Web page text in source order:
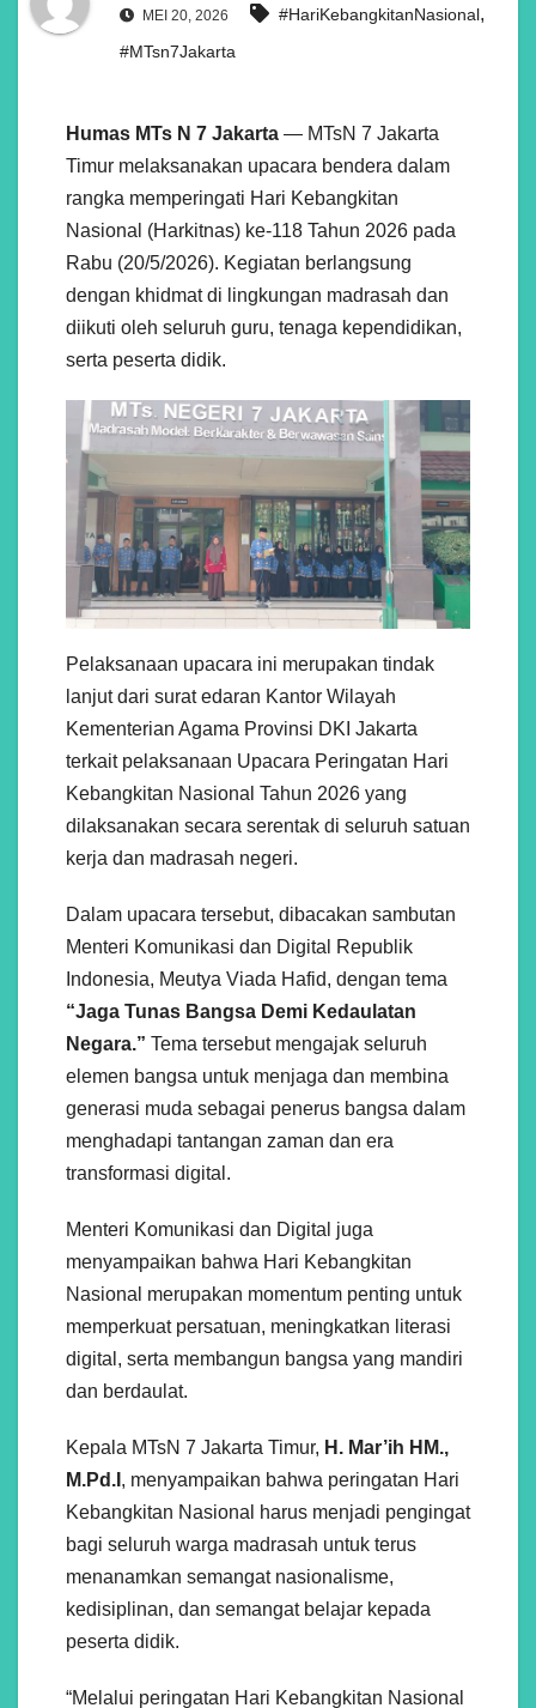
MEI 20, 2026 #HariKebangkitanNasional,
#MTsn7Jakarta
Humas MTs N 7 Jakarta — MTsN 7 Jakarta
Timur melaksanakan upacara bendera dalam
rangka memperingati Hari Kebangkitan
Nasional (Harkitnas) ke-118 Tahun 2026 pada
Rabu (20/5/2026). Kegiatan berlangsung
dengan khidmat di lingkungan madrasah dan
diikuti oleh seluruh guru, tenaga kependidikan,
serta peserta didik.
Pelaksanaan upacara ini merupakan tindak
lanjut dari surat edaran Kantor Wilayah
Kementerian Agama Provinsi DKI Jakarta
terkait pelaksanaan Upacara Peringatan Hari
Kebangkitan Nasional Tahun 2026 yang
dilaksanakan secara serentak di seluruh satuan
kerja dan madrasah negeri.
Dalam upacara tersebut, dibacakan sambutan
Menteri Komunikasi dan Digital Republik
Indonesia, Meutya Viada Hafid, dengan tema
“Jaga Tunas Bangsa Demi Kedaulatan
Negara.” Tema tersebut mengajak seluruh
elemen bangsa untuk menjaga dan membina
generasi muda sebagai penerus bangsa dalam
menghadapi tantangan zaman dan era
transformasi digital.
Menteri Komunikasi dan Digital juga
menyampaikan bahwa Hari Kebangkitan
Nasional merupakan momentum penting untuk
memperkuat persatuan, meningkatkan literasi
digital, serta membangun bangsa yang mandiri
dan berdaulat.
Kepala MTsN 7 Jakarta Timur, H. Mar’ih HM.,
M.Pd.I , menyampaikan bahwa peringatan Hari
Kebangkitan Nasional harus menjadi pengingat
bagi seluruh warga madrasah untuk terus
menanamkan semangat nasionalisme,
kedisiplinan, dan semangat belajar kepada
peserta didik.
“Melalui peringatan Hari Kebangkitan Nasional